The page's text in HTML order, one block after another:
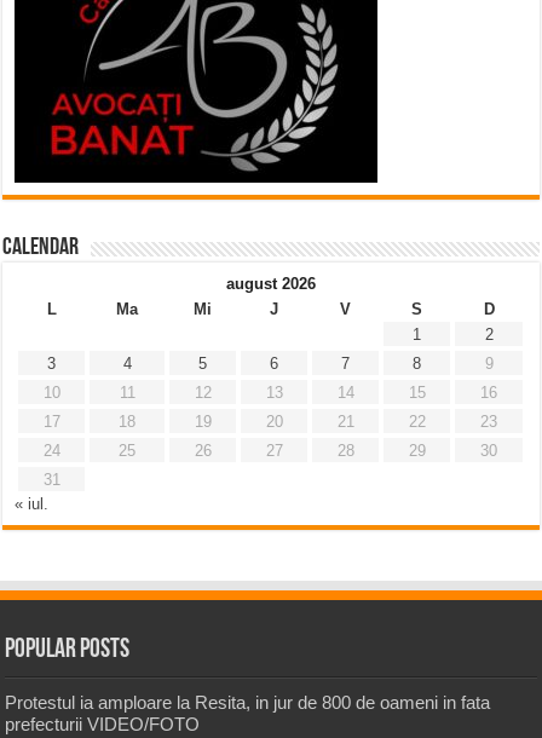
Calendar
august 2026
L
Ma Mi J V S
D
1
2
3
4 5 6 7 8
9
10
11 12 13 14 15
16
17
18 19 20 21 22
23
24
25 26 27 28 29
30
31
« iul.
Popular Posts
Protestul ia amploare la Resita, in jur de 800 de oameni in fata
prefecturii VIDEO/FOTO